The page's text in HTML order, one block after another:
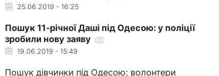
25.06.2019 - 16:25
Пошук 11-річної Даші під Одесою: у поліції
зробили нову заяву
19.06.2019 - 15:49
Пошук дівчинки під Одесою: волонтери